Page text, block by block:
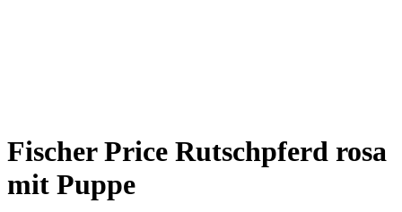
Fischer Price Rutschpferd rosa
mit Puppe